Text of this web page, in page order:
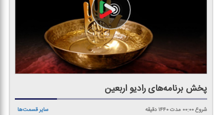
پخش برنامه‌های رادیو اربعین
شروع۰۰:۰۰ مدت۱۴۴۰دقیقه سایر قسمت‌ها